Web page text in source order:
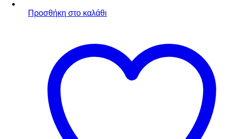
Προσθήκη στο καλάθι